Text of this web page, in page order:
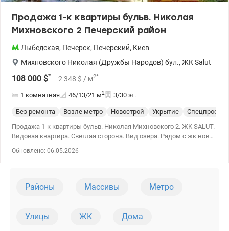
Продажа 1-к квартиры бульв. Николая
Михновского 2 Печерский район
Лыбедская, Печерск, Печерский, Киев
Михновского Николая (Дружбы Народов) бул., ЖК Salut
108 000 $* 2 348 $ / м2*
1 комнатная 46/13/21 м2 3/30 эт.
Без ремонта Возле метро Новострой Укрытие
Спецпроект
Продажа 1-к квартиры бульв. Николая Михновского 2. ЖК SALUT.
Видовая квартира. Светлая сторона. Вид озера. Рядом с жк новая
Обновлено: 06.05.2026
Районы Массивы Метро
Улицы ЖК Дома